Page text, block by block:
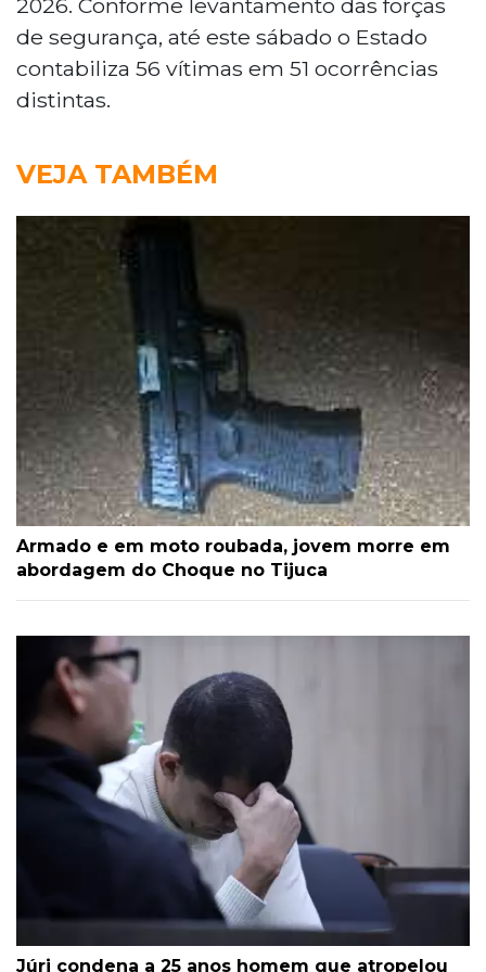
de segurança, até este sábado o Estado
contabiliza 56 vítimas em 51 ocorrências
distintas.
VEJA TAMBÉM
Armado e em moto roubada, jovem morre em
abordagem do Choque no Tijuca
Júri condena a 25 anos homem que atropelou